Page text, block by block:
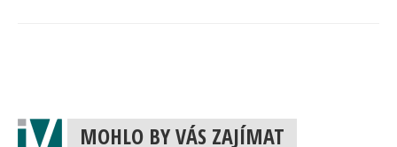
MOHLO BY VÁS ZAJÍMAT